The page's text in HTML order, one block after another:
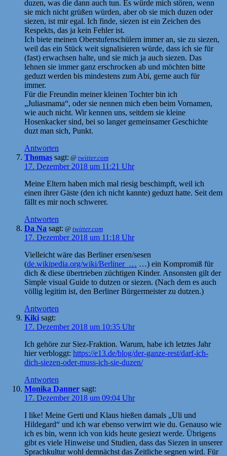
duzen, was die dann auch tun. Es würde mich stören, wenn
sie mich nicht grüßen würden, aber ob sie mich duzen oder
siezen, ist mir egal. Ich finde, siezen ist ein Zeichen des
Respekts, das ja kein Fehler ist.
Ich biete meinen Oberstufenschülern immer an, sie zu siezen,
weil das ein Stück weit signalisieren würde, dass ich sie für
(fast) erwachsen halte, und sie mich ja auch siezen. Das
lehnen sie immer ganz erschrocken ab und möchten bitte
geduzt werden bis mindestens zum Abi, gerne auch für
immer.
Für die Freundin meiner kleinen Tochter bin ich
„Juliasmama“, oder sie nennen mich eben beim Vornamen,
wie auch nicht. Wir kennen uns, seitdem sie kleine
Hosenkacker sind, bei so langer gemeinsamer Geschichte
duzt man sich, Punkt.
Antworten
Thomas sagt: @ twitter.com
17. Dezember 2018 um 11:21 Uhr
Meine Eltern haben mich mal riesig beschimpft, weil ich
einen ihrer Gäste (den ich nicht kannte) geduzt hatte. Seit dem
fällt es mir noch schwerer.
Antworten
Da Na sagt: @ twitter.com
17. Dezember 2018 um 11:18 Uhr
Vielleicht wäre das Berliner ersen/sesen
(de.wikipedia.org/wiki/Berliner_… …) ein Kompromiß für
dich & diese übertrieben züchtigen Kinder. Ansonsten gilt der
Simple visual Guide to dutzen or siezen. (Nach dem es auch
völlig legitim ist, den Berliner Bürgermeister zu dutzen.)
Antworten
Kiki sagt:
17. Dezember 2018 um 10:35 Uhr
Ich gehöre zur Siez-Fraktion. Warum, habe ich letztes Jahr
hier verbloggt: https://e13.de/blog/der-ganze-rest/darf-ich-
dich-siezen-oder-muss-ich-sie-duzen/
Antworten
Monika Danner sagt:
17. Dezember 2018 um 09:04 Uhr
I like! Meine Gerti und Klaus hießen damals „Uli und
Hildegard“ und ich war ebenso verwirrt wie du. Genauso wie
ich es bin, wenn ich von kids heute gesiezt werde. Übrigens
gibt es viele Hinweise und Studien, dass das Siezen in unserer
Sprachkultur wohl demnächst das Zeitliche segnen wird. Für